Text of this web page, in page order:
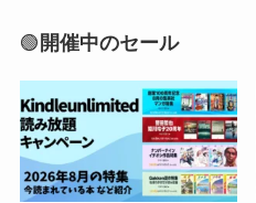
🟢 開催中のセール